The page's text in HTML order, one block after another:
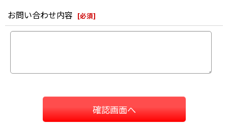
お問い合わせ内容 [必須]
確認画面へ